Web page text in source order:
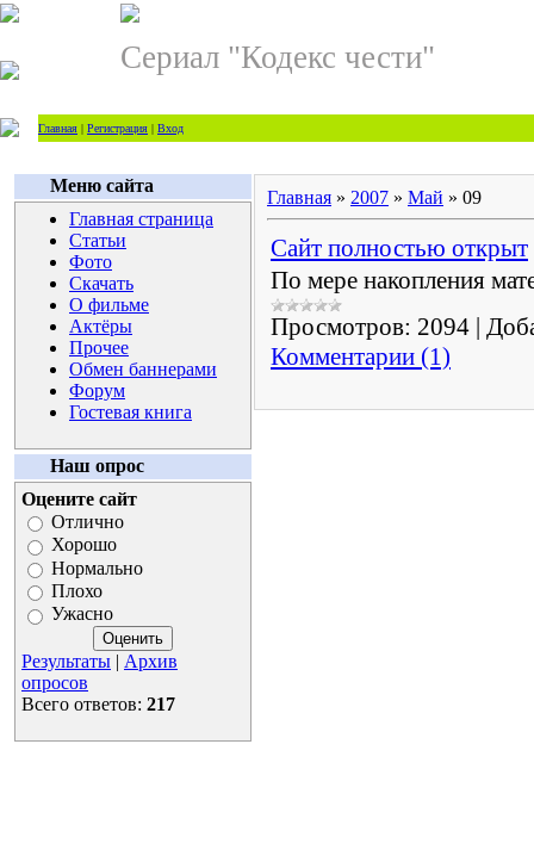
Сериал "Кодекс чести"
Главная | Регистрация | Вход
Меню сайта
Главная страница
Статьи
Фото
Скачать
О фильме
Актёры
Прочее
Обмен баннерами
Форум
Гостевая книга
Наш опрос
Оцените сайт
Отлично
Хорошо
Нормально
Плохо
Ужасно
Результаты | Архив
опросов
Всего ответов: 217
Главная » 2007 » Май » 09
Сайт полностью открыт
По мере накопления
Просмотров: 2094 |
Комментарии (1)